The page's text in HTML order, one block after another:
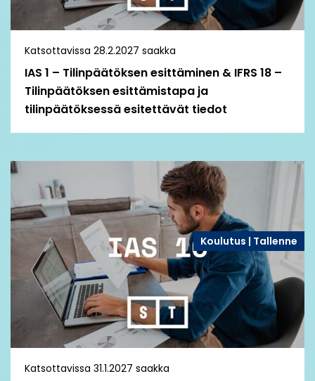
Katsottavissa 28.2.2027 saakka
IAS 1 – Tilinpäätöksen esittäminen ​& IFRS 18 –
Tilinpäätöksen esittämistapa ja
tilinpäätöksessä esitettävät tiedot ​
Koulutus | Tallenne
Katsottavissa 31.1.2027 saakka